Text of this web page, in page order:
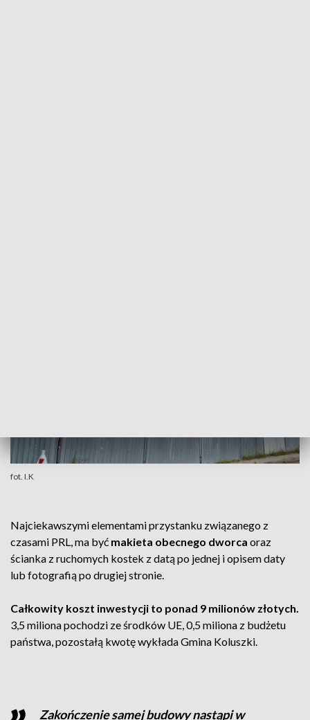
fot. I.K
Najciekawszymi elementami przystanku związanego z
czasami PRL, ma być makieta obecnego dworca oraz
ścianka z ruchomych kostek z datą po jednej i opisem daty
lub fotografią po drugiej stronie.
Całkowity koszt inwestycji to ponad 9 milionów złotych.
3,5 miliona pochodzi ze środków UE, 0,5 miliona z budżetu
państwa, pozostałą kwotę wykłada Gmina Koluszki.
Zakończenie samej budowy nastąpi w